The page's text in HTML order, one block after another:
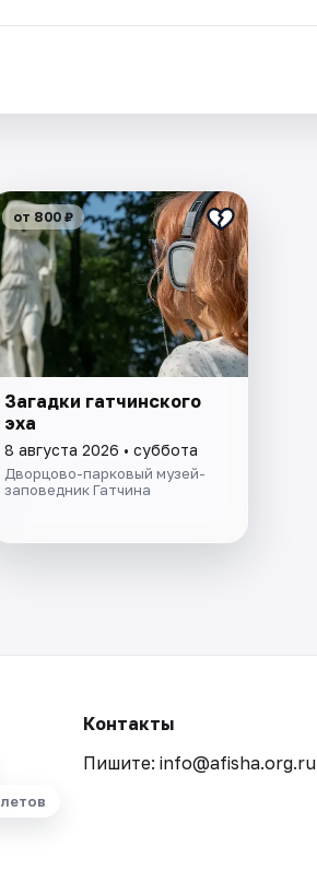
от 800 ₽
Загадки гатчинского
эха
8 августа 2026 • суббота
Дворцово-парковый музей-
заповедник Гатчина
Контакты
Пишите: info@afisha.org.ru